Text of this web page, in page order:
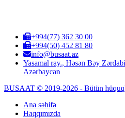
+994(77) 362 30 00
+994(50) 452 81 80
info@busaat.az
Yasamal ray., Həsən Bəy
Azərbaycan
BUSAAT © 2019-2026 - Bütün
Ana səhifə
Haqqımızda